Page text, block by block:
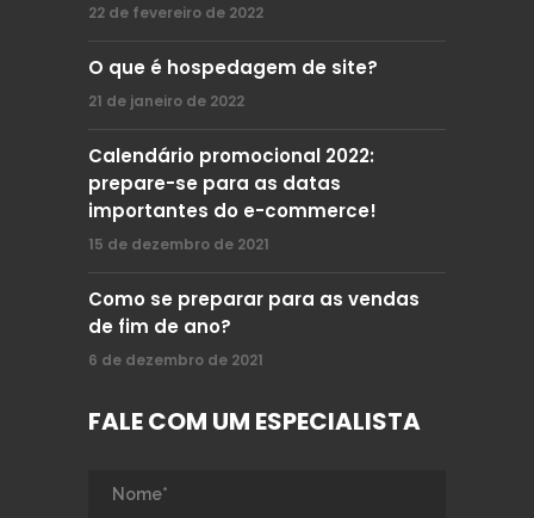
22 de fevereiro de 2022
O que é hospedagem de site?
21 de janeiro de 2022
Calendário promocional 2022:
prepare-se para as datas
importantes do e-commerce!
15 de dezembro de 2021
Como se preparar para as vendas
de fim de ano?
6 de dezembro de 2021
FALE COM UM ESPECIALISTA